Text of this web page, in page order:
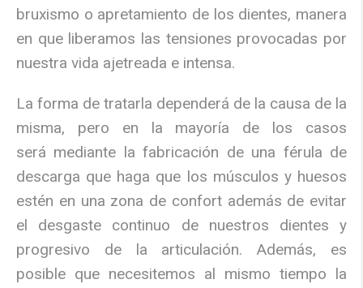
bruxismo o apretamiento de los dientes, manera
en que liberamos las tensiones provocadas por
nuestra vida ajetreada e intensa.
La forma de tratarla dependerá de la causa de la
misma, pero en la mayoría de los casos
será mediante la fabricación de una férula de
descarga que haga que los músculos y huesos
estén en una zona de confort además de evitar
el desgaste continuo de nuestros dientes y
progresivo de la articulación. Además, es
posible que necesitemos al mismo tiempo la